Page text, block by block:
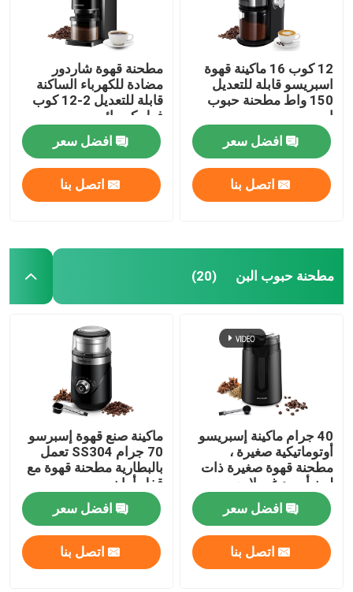
12 كوب 16 ماكينة قهوة
اسبريسو قابلة للتعديل
150 واط مطحنة حبوب
اسبريسو
افضل سعر
اتصل بنا
مطحنة قهوة شاردور
مضادة للكهرباء الساكنة
قابلة للتعديل 2-12 كوب
فول كهربائي
افضل سعر
اتصل بنا
مطحنة حبوب البن (20)
40 جرام ماكينة إسبريسو
أوتوماتيكية صغيرة ،
مطحنة قهوة صغيرة ذات
لون أسود غير لامع
افضل سعر
اتصل بنا
ماكينة صنع قهوة إسبرسو
70 جرام SS304 تعمل
بالبطارية مطحنة قهوة مع
قفل أمان
افضل سعر
اتصل بنا